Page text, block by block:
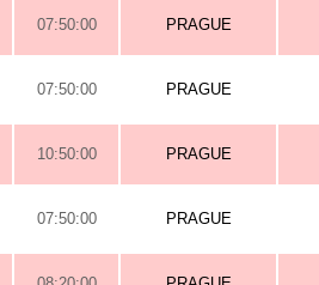
07:50:00 PRAGUE
07:50:00 PRAGUE
10:50:00 PRAGUE
07:50:00 PRAGUE